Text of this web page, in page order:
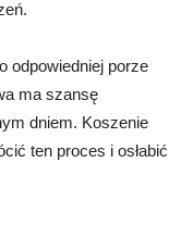
odpowiedniej porze
ma szansę
dniem. Koszenie
ten proces i osłabić